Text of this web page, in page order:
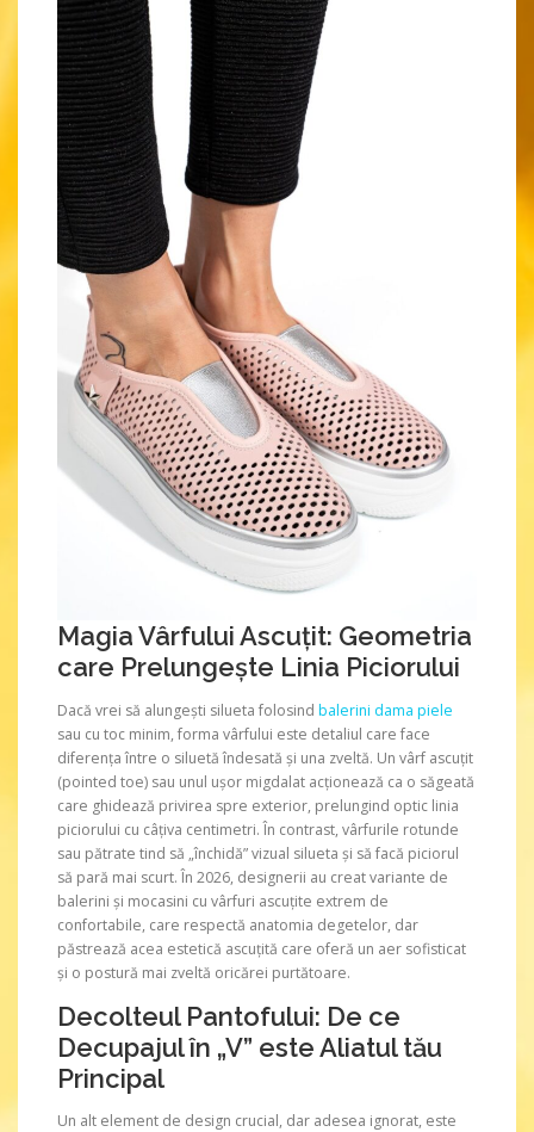
Magia Vârfului Ascuțit: Geometria
care Prelungește Linia Piciorului
Dacă vrei să alungești silueta folosind balerini dama piele
sau cu toc minim, forma vârfului este detaliul care face
diferența între o siluetă îndesată și una zveltă. Un vârf ascuțit
(pointed toe) sau unul ușor migdalat acționează ca o săgeată
care ghidează privirea spre exterior, prelungind optic linia
piciorului cu câțiva centimetri. În contrast, vârfurile rotunde
sau pătrate tind să „închidă” vizual silueta și să facă piciorul
să pară mai scurt. În 2026, designerii au creat variante de
balerini și mocasini cu vârfuri ascuțite extrem de
confortabile, care respectă anatomia degetelor, dar
păstrează acea estetică ascuțită care oferă un aer sofisticat
și o postură mai zveltă oricărei purtătoare.
Decolteul Pantofului: De ce
Decupajul în „V” este Aliatul tău
Principal
Un alt element de design crucial, dar adesea ignorat, este